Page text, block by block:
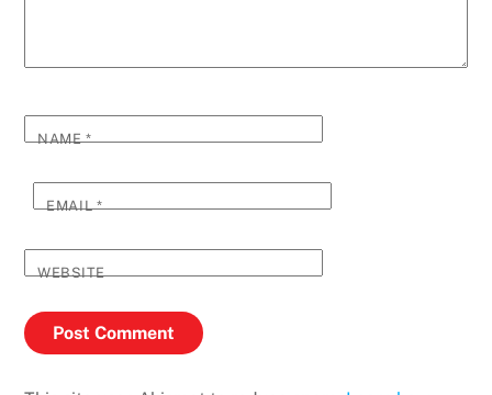
NAME*
EMAIL*
WEBSITE